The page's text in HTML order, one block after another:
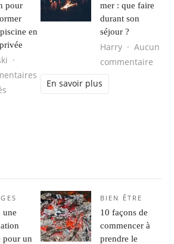
pour
en
sur 5 tendances design pour
mer : que faire
durant son
séjour ?
Harry
Aucun
commentaire
En savoir plus
une
pour un
BIEN ÊTRE
10 façons de
commencer à
prendre le